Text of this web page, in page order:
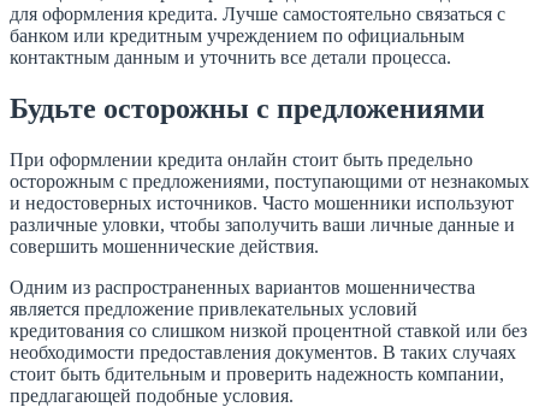
для оформления кредита. Лучше самостоятельно связаться с
банком или кредитным учреждением по официальным
контактным данным и уточнить все детали процесса.
Будьте осторожны с предложениями
При оформлении кредита онлайн стоит быть предельно
осторожным с предложениями, поступающими от незнакомых
и недостоверных источников. Часто мошенники используют
различные уловки, чтобы заполучить ваши личные данные и
совершить мошеннические действия.
Одним из распространенных вариантов мошенничества
является предложение привлекательных условий
кредитования со слишком низкой процентной ставкой или без
необходимости предоставления документов. В таких случаях
стоит быть бдительным и проверить надежность компании,
предлагающей подобные условия.